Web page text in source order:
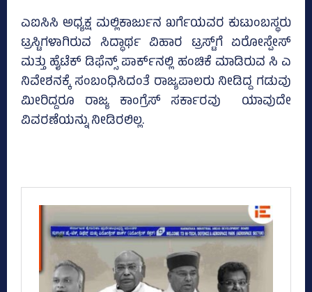
ಎಐಸಿಸಿ ಅಧ್ಯಕ್ಷ ಮಲ್ಲಿಕಾರ್ಜುನ ಖರ್ಗೆಯವರ ಕುಟುಂಬಸ್ಥರು
ಟ್ರಸ್ಟಿಗಳಾಗಿರುವ ಸಿದ್ಧಾರ್ಥ ವಿಹಾರ ಟ್ರಸ್ಟ್‌ಗೆ ಏರೋಸ್ಪೇಸ್‌
ಮತ್ತು ಹೈಟೆಕ್‌ ಡಿಫೆನ್ಸ್‌ ಪಾರ್ಕ್‌ನಲ್ಲಿ ಹಂಚಿಕೆ ಮಾಡಿರುವ ಸಿ ಎ
ನಿವೇಶನಕ್ಕೆ ಸಂಬಂಧಿಸಿದಂತೆ ರಾಜ್ಯಪಾಲರು ನೀಡಿದ್ದ ಗಡುವು
ಮೀರಿದ್ದರೂ ರಾಜ್ಯ ಕಾಂಗ್ರೆಸ್‌ ಸರ್ಕಾರವು ಯಾವುದೇ
ವಿವರಣೆಯನ್ನು ನೀಡಿರಲಿಲ್ಲ.